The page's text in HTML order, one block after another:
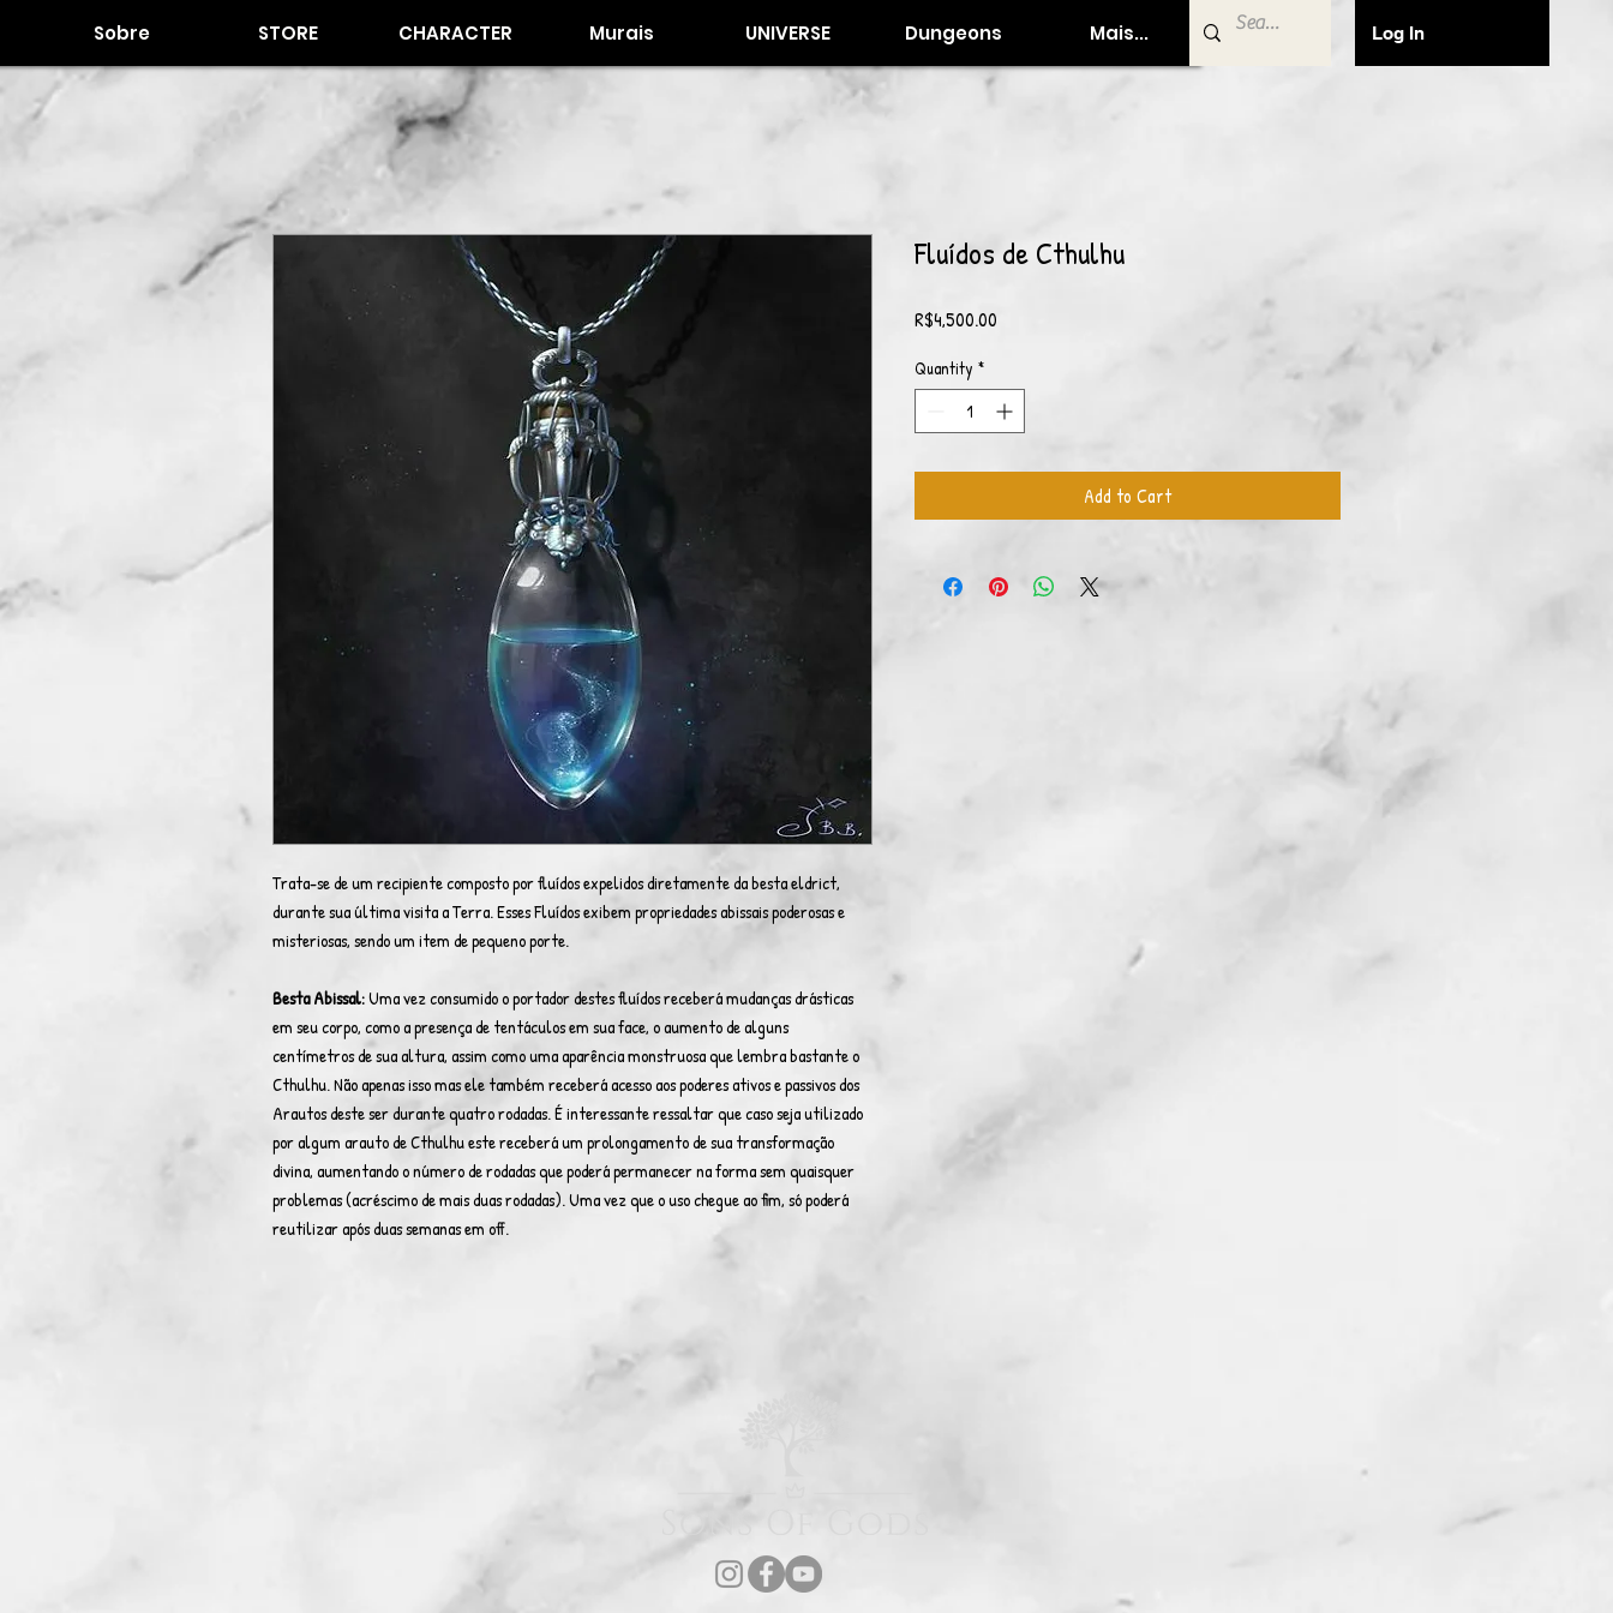
Sobre STORE CHARACTER Murais UNIVERSE Dungeons Mais... Log In
Trata-se de um recipiente composto por fluídos expelidos diretamente da besta eldrict,
durante sua última visita a Terra. Esses Fluídos exibem propriedades abissais poderosas e
misteriosas, sendo um item de pequeno porte.
Besta Abissal:Uma vez consumido o portador destes fluídos receberá mudanças drásticas
em seu corpo, como a presença de tentáculos em sua face, o aumento de alguns
centímetros de sua altura, assim como uma aparência monstruosa que lembra bastante o
Cthulhu. Não apenas isso mas ele também receberá acesso aos poderes ativos e passivos dos
Arautos deste ser durante quatro rodadas. É interessante ressaltar que caso seja utilizado
por algum arauto de Cthulhu este receberá um prolongamento de sua transformação
divina, aumentando o número de rodadas que poderá permanecer na forma sem quaisquer
problemas (acréscimo de mais duas rodadas). Uma vez que o uso chegue ao fim, só poderá
reutilizar após duas semanas em off.
Fluídos de Cthulhu
R$4,500.00
Quantity *
Add to Cart